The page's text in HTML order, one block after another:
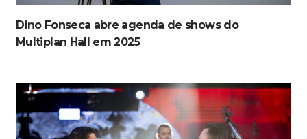
Dino Fonseca abre agenda de shows do
Multiplan Hall em 2025